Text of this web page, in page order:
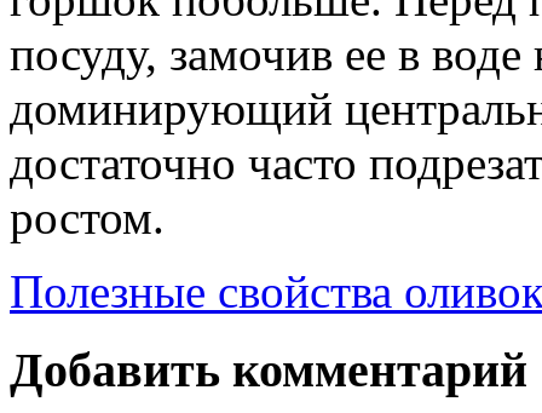
посуду, замочив ее в
доминирующий
достаточно часто
ростом.
Полезные свойства
Добавить комментарий